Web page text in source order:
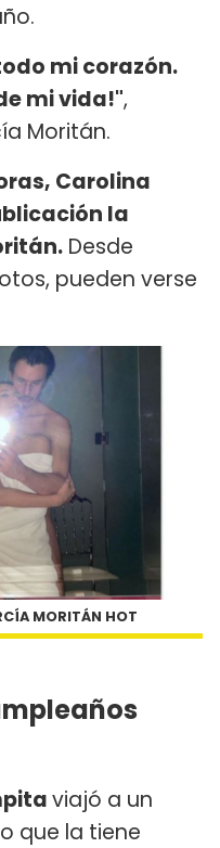
mi corazón.
mi vida!",
Moritán.
Carolina
la
Desde
pueden verse
MORITÁN HOT
viajó a un
que la tiene